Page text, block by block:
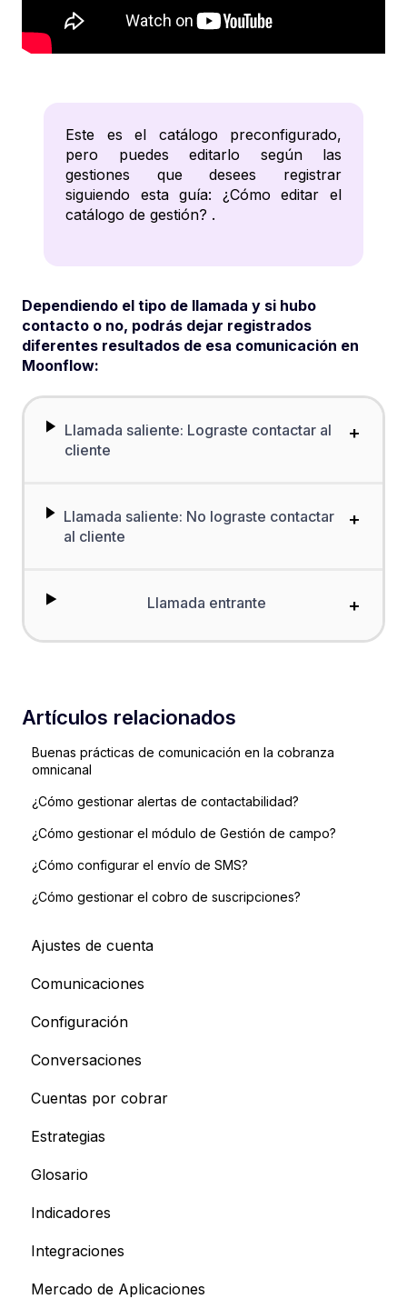
Este es el catálogo preconfigurado,
pero puedes editarlo según las
gestiones que desees registrar
siguiendo esta guía: ¿Cómo editar el
catálogo de gestión? .
Dependiendo el tipo de llamada y si hubo
contacto o no, podrás dejar registrados
diferentes resultados de esa comunicación en
Moonflow:
Llamada saliente: Lograste contactar al
cliente
+
Llamada saliente: No lograste contactar
al cliente
+
Llamada entrante +
Artículos relacionados
Buenas prácticas de comunicación en la cobranza
omnicanal
¿Cómo gestionar alertas de contactabilidad?
¿Cómo gestionar el módulo de Gestión de campo?
¿Cómo configurar el envío de SMS?
¿Cómo gestionar el cobro de suscripciones?
Ajustes de cuenta
Comunicaciones
Configuración
Conversaciones
Cuentas por cobrar
Estrategias
Glosario
Indicadores
Integraciones
Mercado de Aplicaciones